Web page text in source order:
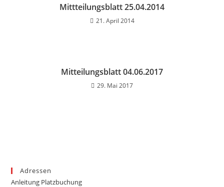
Mittteilungsblatt 25.04.2014
21. April 2014
Mitteilungsblatt 04.06.2017
29. Mai 2017
Adressen
Anleitung Platzbuchung